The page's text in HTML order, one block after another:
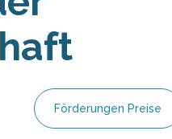
Förderungen Preise